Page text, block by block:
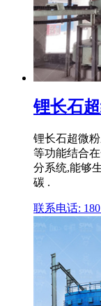
锂长石
锂长石超微
等功能结合
分系统,能够
碳 .
联系电话: 180